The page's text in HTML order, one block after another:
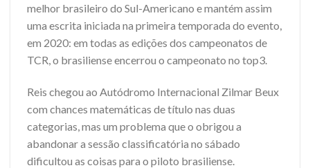
melhor brasileiro do Sul-Americano e mantém assim
uma escrita iniciada na primeira temporada do evento,
em 2020: em todas as edições dos campeonatos de
TCR, o brasiliense encerrou o campeonato no top3.
Reis chegou ao Autódromo Internacional Zilmar Beux
com chances matemáticas de título nas duas
categorias, mas um problema que o obrigou a
abandonar a sessão classificatória no sábado
dificultou as coisas para o piloto brasiliense.